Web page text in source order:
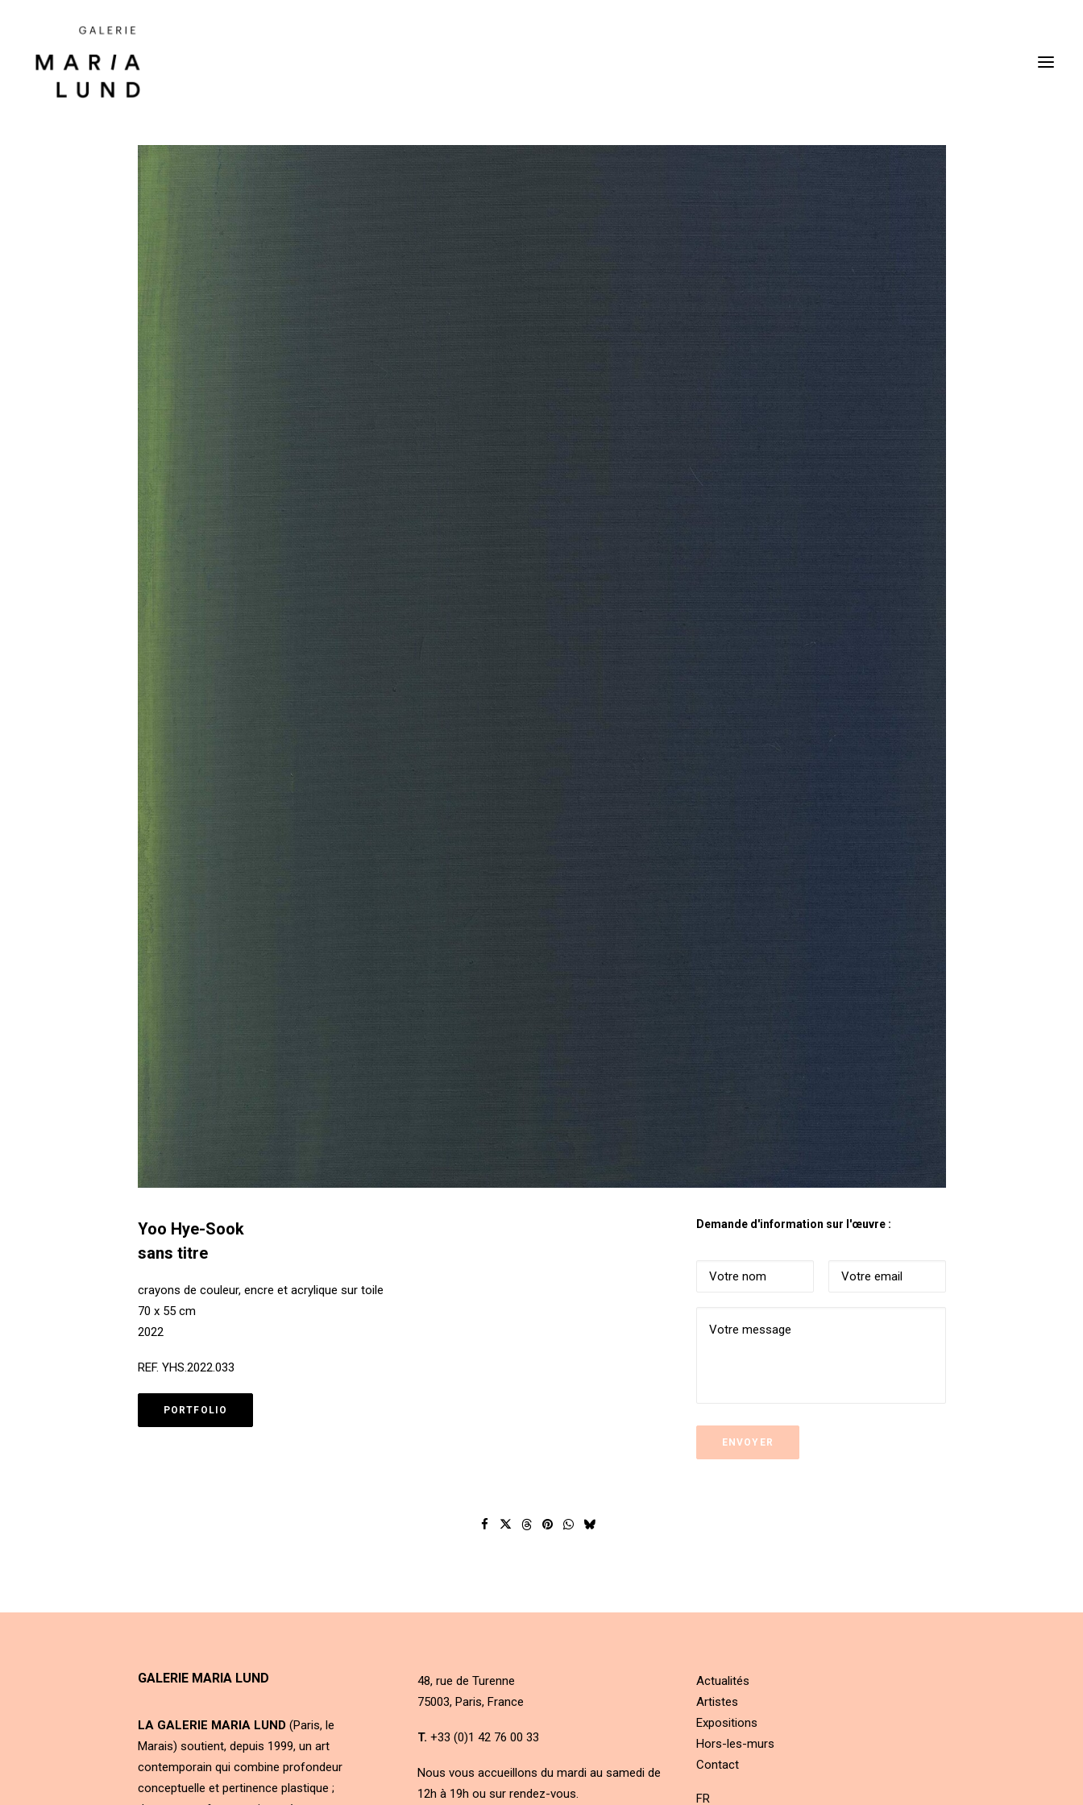
Yoo Hye-Sook
sans titre
crayons de couleur, encre et acrylique sur toile
70 x 55 cm
2022
REF. YHS.2022.033
PORTFOLIO
Demande d'information sur l'œuvre :
GALERIE MARIA LUND
LA GALERIE MARIA LUND (Paris, le
Marais) soutient, depuis 1999, un art
contemporain qui combine profondeur
conceptuelle et pertinence plastique ;
48, rue de Turenne
75003, Paris, France
T. +33 (0)1 42 76 00 33
Nous vous accueillons du mardi au samedi de
12h à 19h ou sur rendez-vous.
Actualités
Artistes
Expositions
Hors-les-murs
Contact
FR